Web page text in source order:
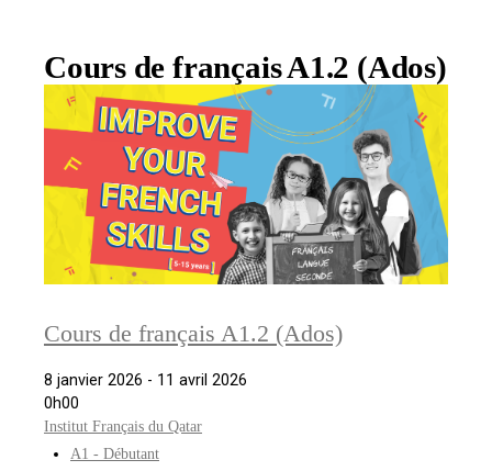
Cours de français A1.2 (Ados)
Cours de français A1.2 (Ados)
8 janvier 2026 - 11 avril 2026
0h00
Institut Français du Qatar
A1 - Débutant